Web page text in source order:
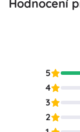
Hodnocení
5
4
3
2